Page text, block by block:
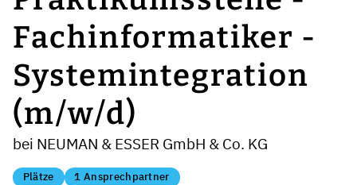
Fachinformatiker -
Systemintegration
(m/w/d)
bei NEUMAN & ESSER GmbH & Co. KG
Plätze 1 Ansprechpartner